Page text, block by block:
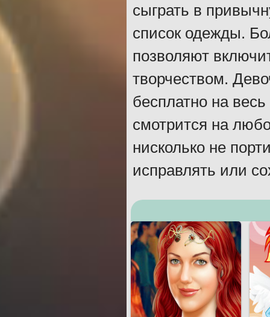
сыграть в
список одежды.
позволяют
творчеством.
бесплатно на
смотрится на
нисколько не
исправлять или